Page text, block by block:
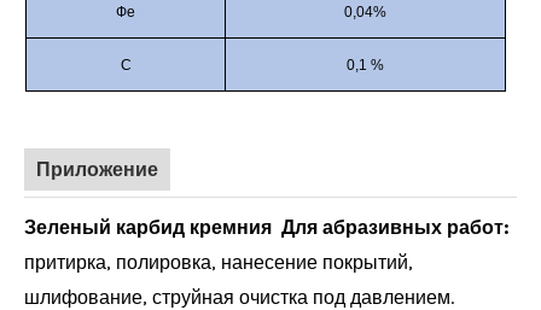
Фе 0,04%
С 0,1 %
Приложение
Зеленый карбид кремния Для абразивных работ:
притирка, полировка, нанесение покрытий,
шлифование, струйная очистка под давлением.